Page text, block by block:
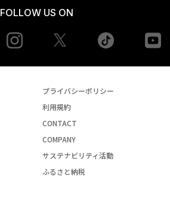
FOLLOW US ON
Instagram tiktok
プライバシーポリシー
利用規約
CONTACT
COMPANY
サステナビリティ活動
ふるさと納税